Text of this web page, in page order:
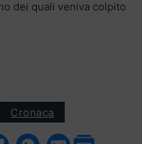
dei quali veniva colpito
Cronaca